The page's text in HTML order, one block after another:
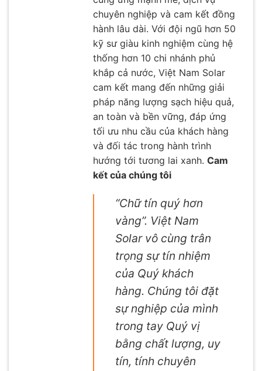
chuyên nghiệp và cam kết đồng
hành lâu dài. Với đội ngũ hơn 50
kỹ sư giàu kinh nghiệm cùng hệ
thống hơn 10 chi nhánh phủ
khắp cả nước, Việt Nam Solar
cam kết mang đến những giải
pháp năng lượng sạch hiệu quả,
an toàn và bền vững, đáp ứng
tối ưu nhu cầu của khách hàng
và đối tác trong hành trình
hướng tới tương lai xanh. Cam
kết của chúng tôi
“Chữ tín quý hơn
vàng”. Việt Nam
Solar vô cùng trân
trọng sự tín nhiệm
của Quý khách
hàng. Chúng tôi đặt
sự nghiệp của mình
trong tay Quý vị
bằng chất lượng, uy
tín, tính chuyên